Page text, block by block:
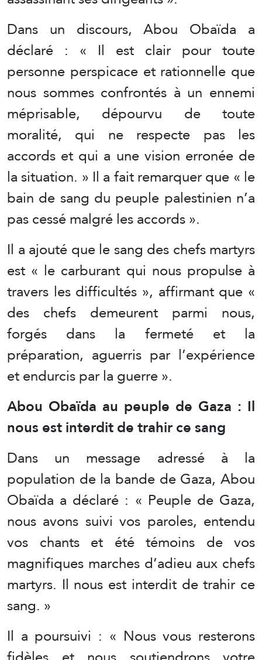
Dans un discours, Abou Obaïda a
déclaré : « Il est clair pour toute
personne perspicace et rationnelle que
nous sommes confrontés à un ennemi
méprisable, dépourvu de toute
moralité, qui ne respecte pas les
accords et qui a une vision erronée de
la situation. » Il a fait remarquer que « le
bain de sang du peuple palestinien n’a
pas cessé malgré les accords ».
Il a ajouté que le sang des chefs martyrs
est « le carburant qui nous propulse à
travers les difficultés », affirmant que «
des chefs demeurent parmi nous,
forgés dans la fermeté et la
préparation, aguerris par l’expérience
et endurcis par la guerre ».
Abou Obaïda au peuple de Gaza : Il
nous est interdit de trahir ce sang
Dans un message adressé à la
population de la bande de Gaza, Abou
Obaïda a déclaré : « Peuple de Gaza,
nous avons suivi vos paroles, entendu
vos chants et été témoins de vos
magnifiques marches d’adieu aux chefs
martyrs. Il nous est interdit de trahir ce
sang. »
Il a poursuivi : « Nous vous resterons